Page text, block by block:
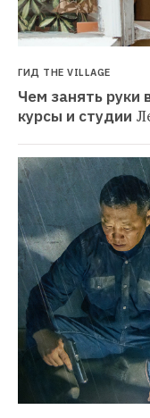
ГИД THE VILLAGE
Чем занять руки
курсы и студии